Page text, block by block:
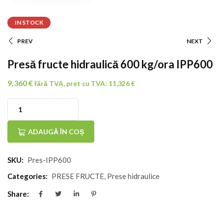
IN STOCK
În
Articole
PREV NEXT
Presă fructe hidraulică 600 kg/ora IPP600
9,360€fără TVA, pret cu TVA: 11,326€
Presă
hidraulică
600
kg/ora
ADAUGĂ ÎN COȘ
SKU: Pres-IPP600
Categories: PRESE FRUCTE, Prese hidraulice
Share: